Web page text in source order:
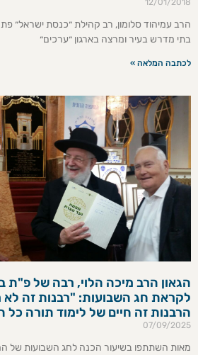
12/01/2018
הרב עמיהוד סלומון, רב קהילת ״כנסת ישראל״
בתי מדרש בעיר ומרצה בארגון ״ערכים״
לכתבה המלאה »
הגאון הרב מיכה הלוי, רבה של פ"ת
לקראת חג השבועות: "רבנות זה לא
הרבנות זה חיים של לימוד תורה כל
07/09/2025
מאות השתתפו בשיעור הכנה לחג השבועות של